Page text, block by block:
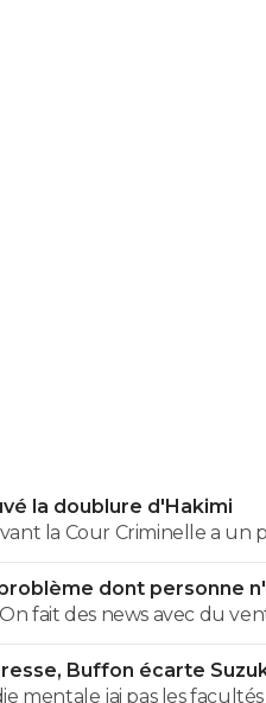
la doublure d'Hakimi
la Cour Criminelle a un
plus 5 % de chance d'être acquitée. Donc...
dont personne
fait des news avec du
Buffon écarte
mentale jai pas les facultés